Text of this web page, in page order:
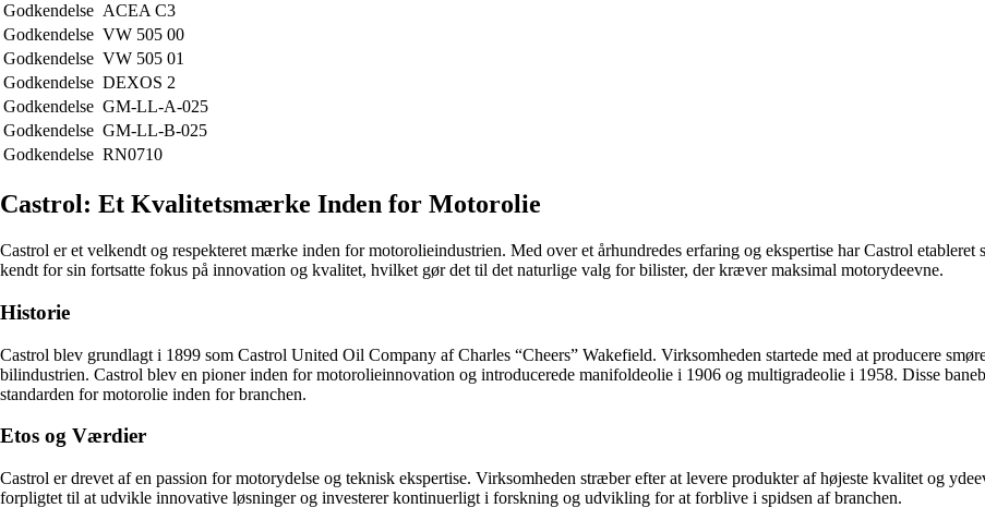
Godkendelse ACEA C3
Godkendelse VW 505 00
Godkendelse VW 505 01
Godkendelse DEXOS 2
Godkendelse GM-LL-A-025
Godkendelse GM-LL-B-025
Godkendelse RN0710
Castrol: Et Kvalitetsmærke Inden for Motorolie
Castrol er et velkendt og respekteret mærke inden for motorolieindustrien. Med over et århundredes erfaring og ekspertise har Castrol
kendt for sin fortsatte fokus på innovation og kvalitet, hvilket gør det til det naturlige valg for bilister, der kræver maksimal motorydeevne.
Historie
Castrol blev grundlagt i 1899 som Castrol United Oil Company af Charles “Cheers” Wakefield. Virksomheden startede med at producere
bilindustrien. Castrol blev en pioner inden for motorolieinnovation og introducerede manifoldeolie i 1906 og multigradeolie i 1958. Disse
standarden for motorolie inden for branchen.
Etos og Værdier
Castrol er drevet af en passion for motorydelse og teknisk ekspertise. Virksomheden stræber efter at levere produkter af højeste kvalitet og
forpligtet til at udvikle innovative løsninger og investerer kontinuerligt i forskning og udvikling for at forblive i spidsen af branchen.